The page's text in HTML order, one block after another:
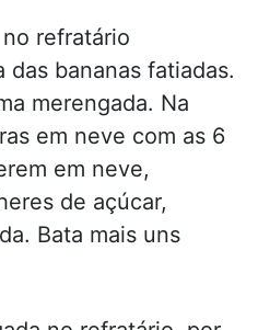
refratário
das bananas fatiadas.
merengada. Na
em neve com as 6
em neve,
de açúcar,
Bata mais uns